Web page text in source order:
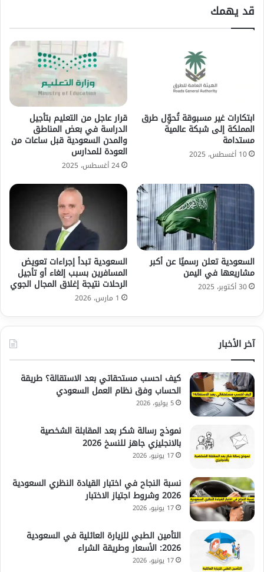
قد يهمك
ابتكارات غير مسبوقة تُحوِّل طرق
المملكة إلى شبكة عالمية
مستدامة
10 أغسطس، 2025
قرار عاجل من التعليم بتأجيل
الدراسة في بعض المناطق
والمدن السعودية قبل ساعات من
العودة للمدارس
24 أغسطس، 2025
السعودية تعلن رسميًا عن أكبر
مشاريعها في اليمن
30 أكتوبر، 2025
السعودية تبدأ إجراءات تعويض
المسافرين بسبب إلغاء أو تأجيل
الرحلات نتيجة إغلاق المجال الجوي
1 مارس، 2026
آخر الأخبار
كيف احسب مستحقاتي بعد الاستقالة؟ طريقة
الحساب وفق نظام العمل السعودي
5 يوليو، 2026
نموذج رسالة شكر بعد المقابلة الشخصية
بالانجليزي جاهز للنسخ 2026
17 يونيو، 2026
نسبة النجاح في اختبار القيادة النظري السعودية
2026 وشروط اجتياز الاختبار
17 يونيو، 2026
التأمين الطبي للزيارة العائلية في السعودية
2026: الأسعار وطريقة الشراء
17 يونيو، 2026